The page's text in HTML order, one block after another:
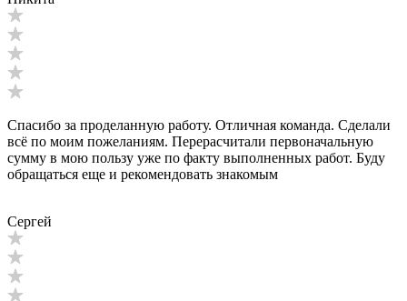
Спасибо за проделанную работу. Отличная команда. Сделали
всё по моим пожеланиям. Перерасчитали первоначальную
сумму в мою пользу уже по факту выполненных работ. Буду
обращаться еще и рекомендовать знакомым
Сергей